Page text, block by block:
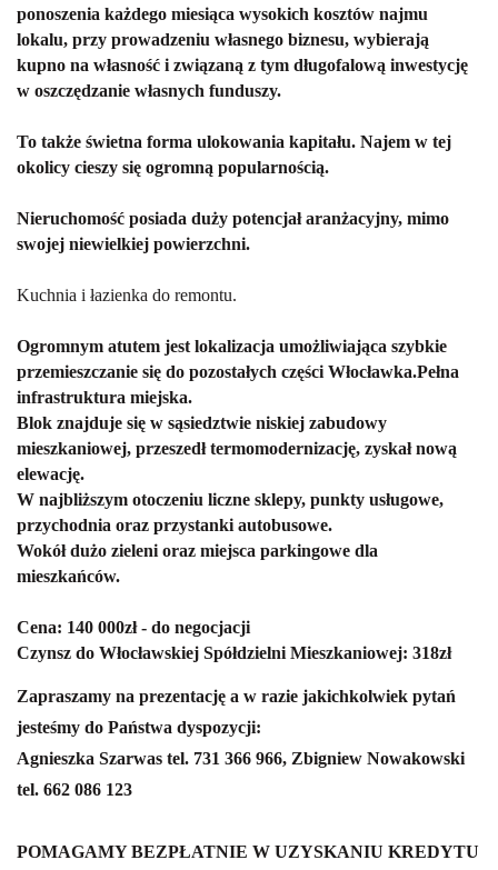
ponoszenia każdego miesiąca wysokich kosztów najmu
lokalu, przy prowadzeniu własnego biznesu, wybierają
kupno na własność i związaną z tym długofalową inwestycję
w oszczędzanie własnych funduszy.
To także świetna forma ulokowania kapitału. Najem w tej
okolicy cieszy się ogromną popularnością.
Nieruchomość posiada duży potencjał aranżacyjny, mimo
swojej niewielkiej powierzchni.
Kuchnia i łazienka do remontu.
Ogromnym atutem jest lokalizacja umożliwiająca szybkie
przemieszczanie się do pozostałych części Włocławka.Pełna
infrastruktura miejska.
Blok znajduje się w sąsiedztwie niskiej zabudowy
mieszkaniowej, przeszedł termomodernizację, zyskał nową
elewację.
W najbliższym otoczeniu liczne sklepy, punkty usługowe,
przychodnia oraz przystanki autobusowe.
Wokół dużo zieleni oraz miejsca parkingowe dla
mieszkańców.
Cena: 140 000zł - do negocjacji
Czynsz do Włocławskiej Spółdzielni Mieszkaniowej: 318zł
Zapraszamy na prezentację a w razie jakichkolwiek pytań
jesteśmy do Państwa dyspozycji:
Agnieszka Szarwas tel. 731 366 966, Zbigniew Nowakowski
tel. 662 086 123
POMAGAMY BEZPŁATNIE W UZYSKANIU KREDYTU